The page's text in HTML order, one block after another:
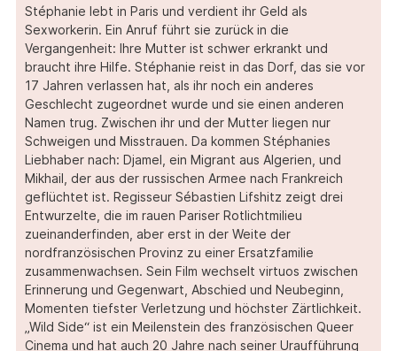
Stéphanie lebt in Paris und verdient ihr Geld als
Sexworkerin. Ein Anruf führt sie zurück in die
Vergangenheit: Ihre Mutter ist schwer erkrankt und
braucht ihre Hilfe. Stéphanie reist in das Dorf, das sie vor
17 Jahren verlassen hat, als ihr noch ein anderes
Geschlecht zugeordnet wurde und sie einen anderen
Namen trug. Zwischen ihr und der Mutter liegen nur
Schweigen und Misstrauen. Da kommen Stéphanies
Liebhaber nach: Djamel, ein Migrant aus Algerien, und
Mikhail, der aus der russischen Armee nach Frankreich
geflüchtet ist. Regisseur Sébastien Lifshitz zeigt drei
Entwurzelte, die im rauen Pariser Rotlichtmilieu
zueinanderfinden, aber erst in der Weite der
nordfranzösischen Provinz zu einer Ersatzfamilie
zusammenwachsen. Sein Film wechselt virtuos zwischen
Erinnerung und Gegenwart, Abschied und Neubeginn,
Momenten tiefster Verletzung und höchster Zärtlichkeit.
„Wild Side“ ist ein Meilenstein des französischen Queer
Cinema und hat auch 20 Jahre nach seiner Uraufführung